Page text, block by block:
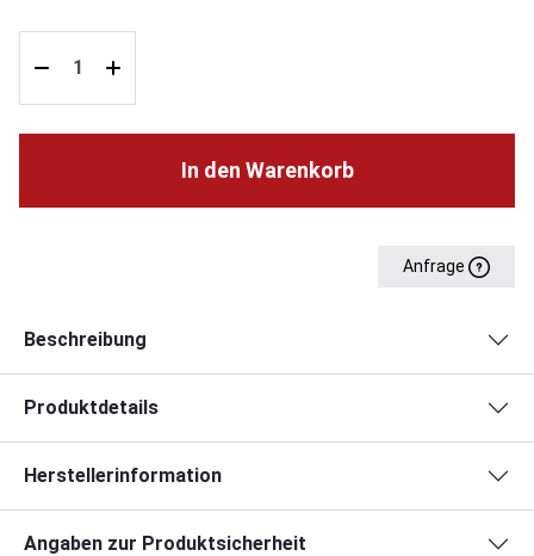
In den Warenkorb
Anfrage
Beschreibung
Produktdetails
Herstellerinformation
Angaben zur Produktsicherheit